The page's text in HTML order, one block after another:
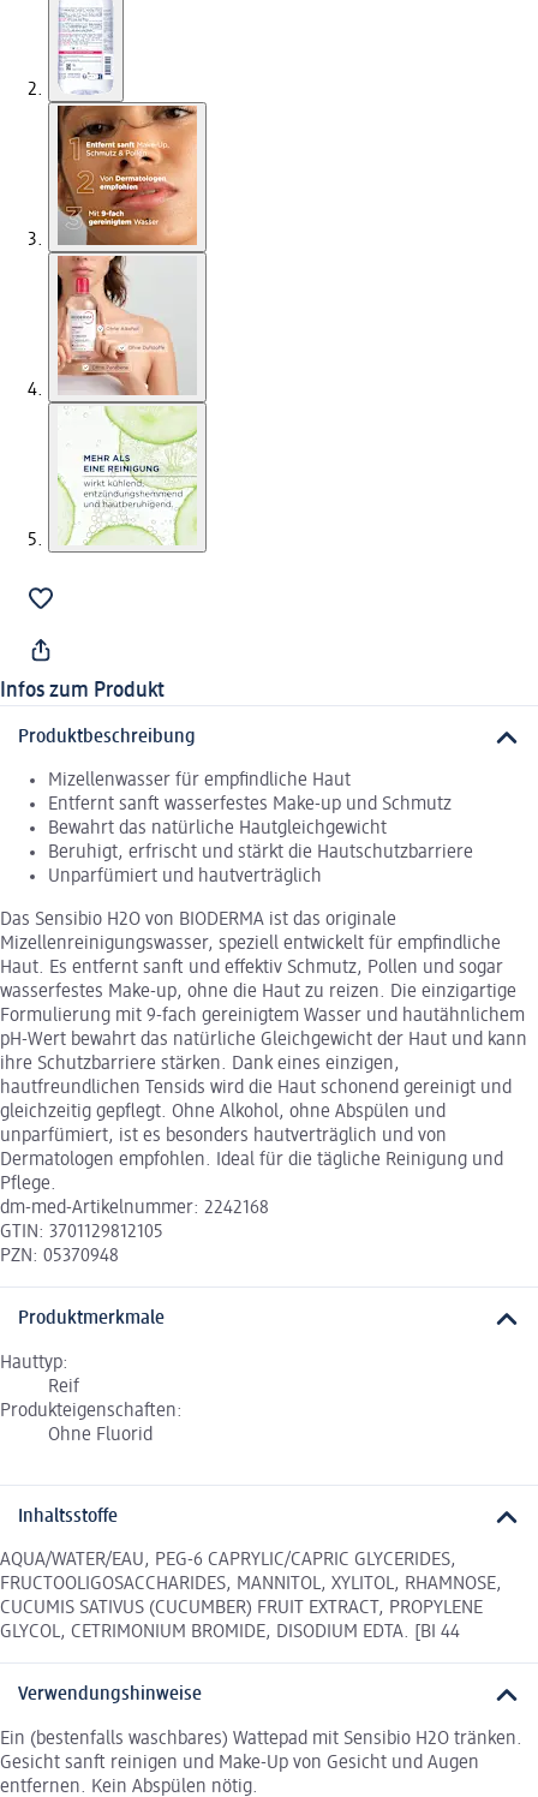
Infos zum Produkt
Produktbeschreibung
Mizellenwasser für empfindliche Haut
Entfernt sanft wasserfestes Make-up und Schmutz
Bewahrt das natürliche Hautgleichgewicht
Beruhigt, erfrischt und stärkt die Hautschutzbarriere
Unparfümiert und hautverträglich
Das Sensibio H2O von BIODERMA ist das originale
Mizellenreinigungswasser, speziell entwickelt für empfindliche
Haut. Es entfernt sanft und effektiv Schmutz, Pollen und sogar
wasserfestes Make-up, ohne die Haut zu reizen. Die einzigartige
Formulierung mit 9-fach gereinigtem Wasser und hautähnlichem
pH-Wert bewahrt das natürliche Gleichgewicht der Haut und kann
ihre Schutzbarriere stärken. Dank eines einzigen,
hautfreundlichen Tensids wird die Haut schonend gereinigt und
gleichzeitig gepflegt. Ohne Alkohol, ohne Abspülen und
unparfümiert, ist es besonders hautverträglich und von
Dermatologen empfohlen. Ideal für die tägliche Reinigung und
Pflege.
dm-med-Artikelnummer: 2242168
GTIN: 3701129812105
PZN: 05370948
Produktmerkmale
Hauttyp:
Reif
Produkteigenschaften:
Ohne Fluorid
Inhaltsstoffe
AQUA/WATER/EAU, PEG-6 CAPRYLIC/CAPRIC GLYCERIDES,
FRUCTOOLIGOSACCHARIDES, MANNITOL, XYLITOL, RHAMNOSE,
CUCUMIS SATIVUS (CUCUMBER) FRUIT EXTRACT, PROPYLENE
GLYCOL, CETRIMONIUM BROMIDE, DISODIUM EDTA. [BI 44
Verwendungshinweise
Ein (bestenfalls waschbares) Wattepad mit Sensibio H2O tränken.
Gesicht sanft reinigen und Make-Up von Gesicht und Augen
entfernen. Kein Abspülen nötig.